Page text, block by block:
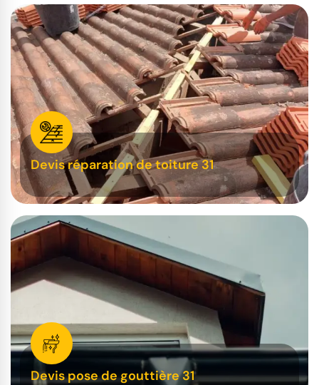
Devis réparation de toiture 31
Devis pose de gouttière 31